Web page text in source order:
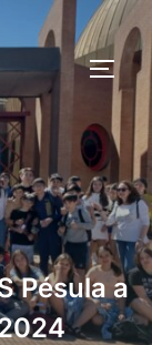
Pésula a